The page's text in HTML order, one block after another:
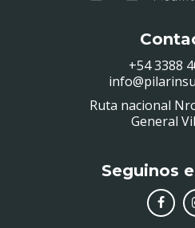
+54 3388
Ruta nacional
General
Seguinos